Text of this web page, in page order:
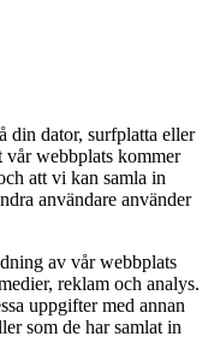
din dator, surfplatta eller
webbplats kommer
att vi kan samla in
användare använder
av vår webbplats
reklam och analys.
uppgifter med annan
som de har samlat in